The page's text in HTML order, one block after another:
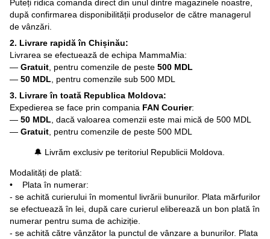
Puteți ridica comanda direct din unul dintre magazinele noastre,
după confirmarea disponibilității produselor de către managerul
de vânzări.
2. Livrare rapidă în Chișinău:
Livrarea se efectuează de echipa MammaMia:
— Gratuit , pentru comenzile de peste 500 MDL
— 50 MDL , pentru comenzile sub 500 MDL
3. Livrare în toată Republica Moldova:
Expedierea se face prin compania FAN Courier:
— 50 MDL , dacă valoarea comenzii este mai mică de 500 MDL
— Gratuit , pentru comenzile de peste 500 MDL
🔔 Livrăm exclusiv pe teritoriul Republicii Moldova.
Modalități de plată:
• Plata în numerar:
- se achită curierului în momentul livrării bunurilor. Plata mărfurilor
se efectuează în lei, după care curierul eliberează un bon plată în
numerar pentru suma de achiziție.
- se achită către vânzător la punctul de vânzare a bunurilor. Plata